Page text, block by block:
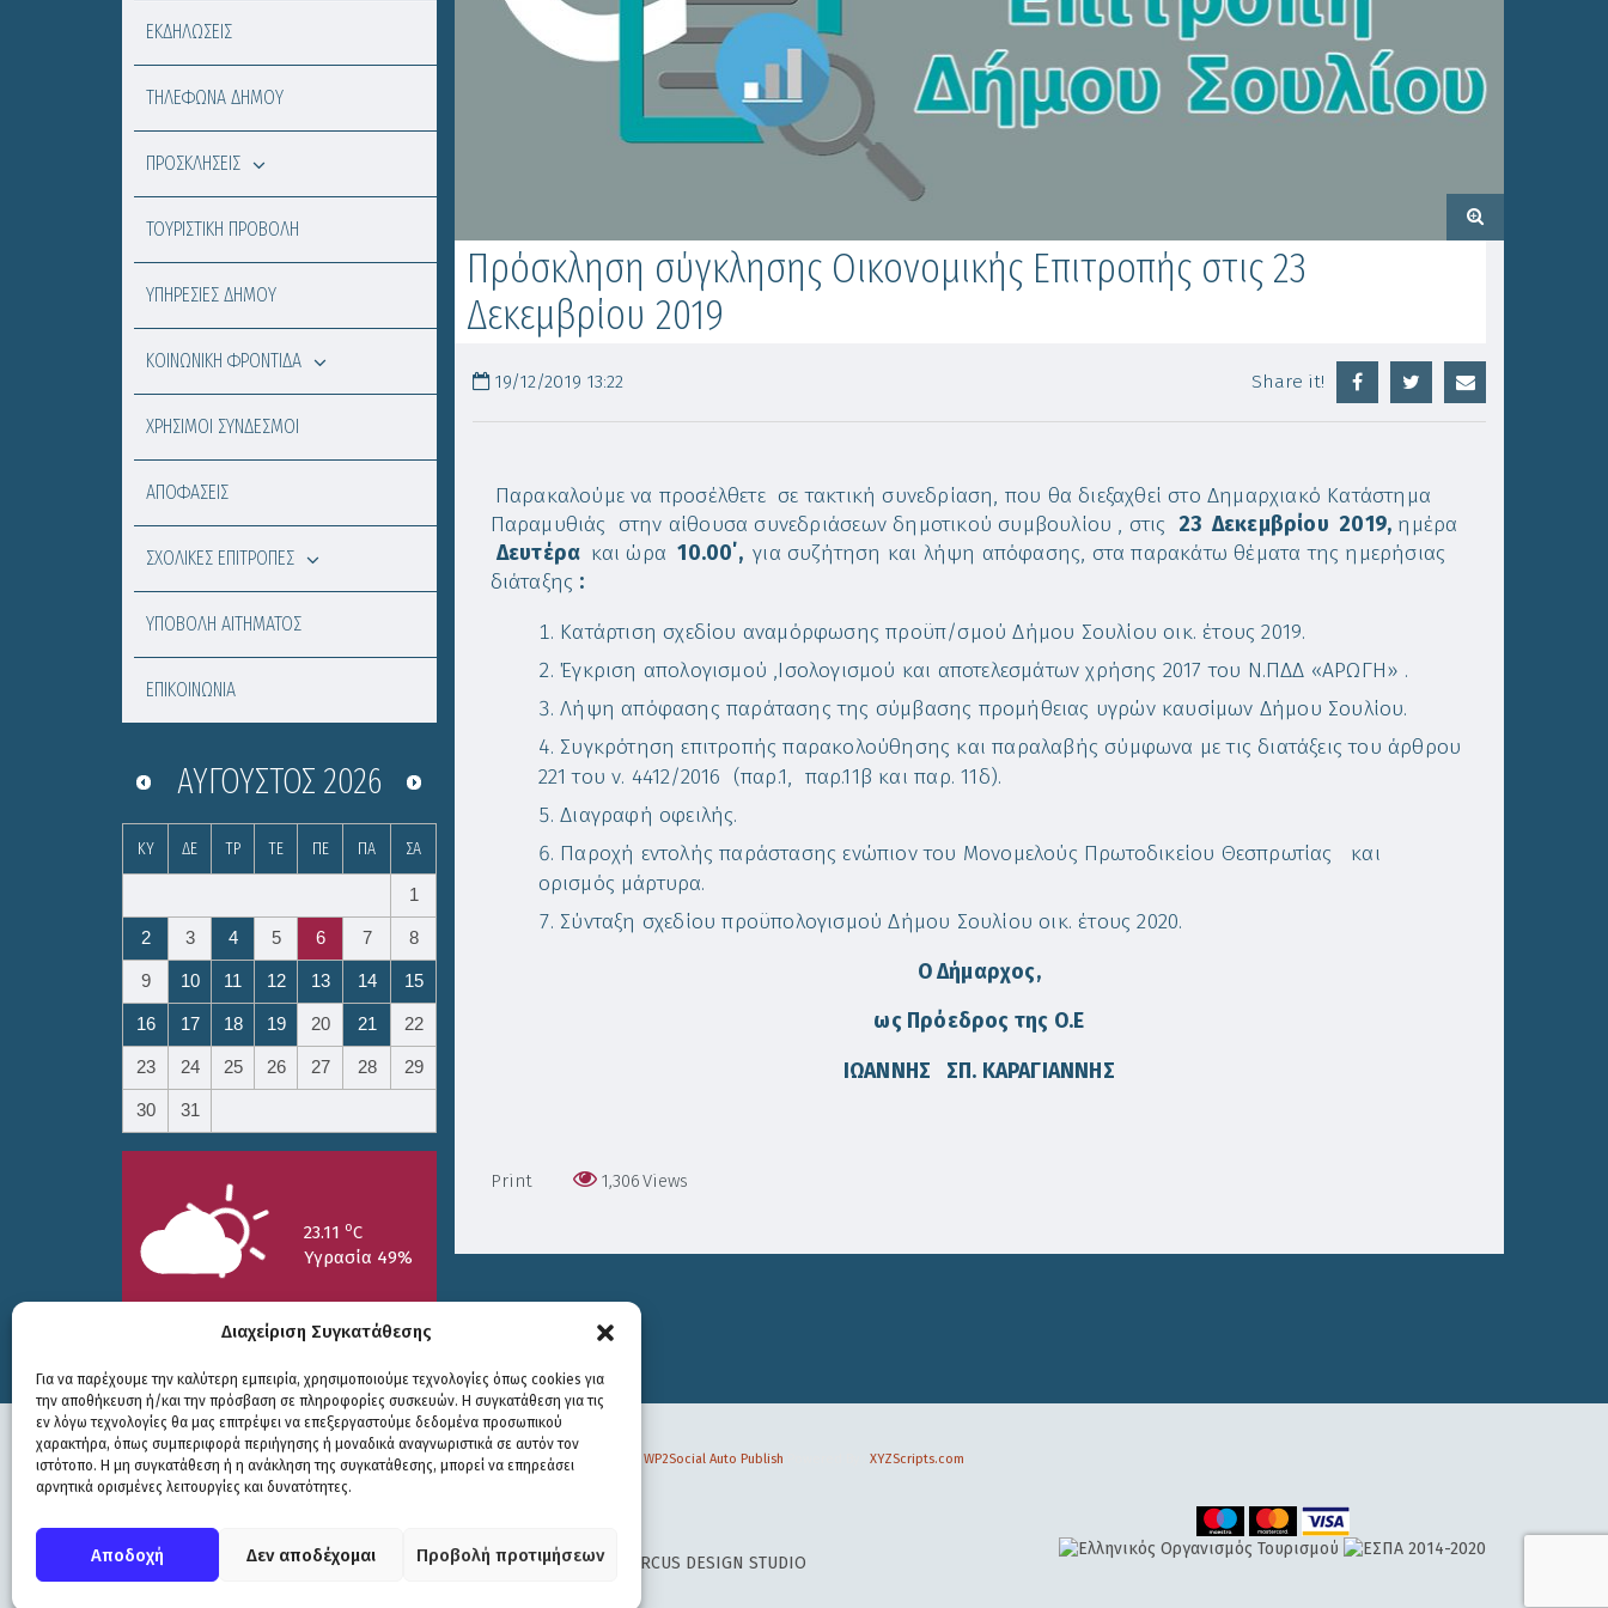
Διαχείριση Συγκατάθεσης
Για να παρέχουμε την καλύτερη εμπειρία, χρησιμοποιούμε τεχνολογίες όπως cookies για
την αποθήκευση ή/και την πρόσβαση σε πληροφορίες συσκευών. Η συγκατάθεση για τις
εν λόγω τεχνολογίες θα μας επιτρέψει να επεξεργαστούμε δεδομένα προσωπικού
χαρακτήρα, όπως συμπεριφορά περιήγησης ή μοναδικά αναγνωριστικά σε αυτόν τον
ιστότοπο. Η μη συγκατάθεση ή η ανάκληση της συγκατάθεσης, μπορεί να επηρεάσει
αρνητικά ορισμένες λειτουργίες και δυνατότητες.
Αποδοχή Δεν αποδέχομαι Προβολή προτιμήσεων
Πρόσκληση σύγκλησης Οικονομικής Επιτροπής στις 23
Δεκεμβρίου 2019
19/12/2019 13:22 Share it!
Παρακαλούμε να προσέλθετε σε τακτική συνεδρίαση, που θα διεξαχθεί στο Δημαρχιακό Κατάστημα
Παραμυθιάς στην αίθουσα συνεδριάσεων δημοτικού συμβουλίου , στις 23 Δεκεμβρίου 2019, ημέρα
Δευτέρα και ώρα 10.00΄,για συζήτηση και λήψη απόφασης, στα παρακάτω θέματα της ημερήσιας
διάταξης :
Κατάρτιση σχεδίου αναμόρφωσης προϋπ/σμού Δήμου Σουλίου οικ. έτους 2019.
Έγκριση απολογισμού ,Ισολογισμού και αποτελεσμάτων χρήσης 2017 του Ν.ΠΔΔ «ΑΡΩΓΗ» .
Λήψη απόφασης παράτασης της σύμβασης προμήθειας υγρών καυσίμων Δήμου Σουλίου.
Συγκρότηση επιτροπής παρακολούθησης και παραλαβής σύμφωνα με τις διατάξεις του άρθρου
221 του ν. 4412/2016 (παρ.1, παρ.11β και παρ. 11δ).
Διαγραφή οφειλής.
Παροχή εντολής παράστασης ενώπιον του Μονομελούς Πρωτοδικείου Θεσπρωτίας και
ορισμός μάρτυρα.
Σύνταξη σχεδίου προϋπολογισμού Δήμου Σουλίου οικ. έτους 2020.
Ο Δήμαρχος,
ως Πρόεδρος της Ο.Ε
ΙΩΑΝΝΗΣ ΣΠ. ΚΑΡΑΓΙΑΝΝΗΣ
Print 1,306Views
ΕΚΔΗΛΩΣΕΙΣ
ΤΗΛΕΦΩΝΑ ΔΗΜΟΥ
ΠΡΟΣΚΛΗΣΕΙΣ
ΤΟΥΡΙΣΤΙΚΗ ΠΡΟΒΟΛΗ
ΥΠΗΡΕΣΙΕΣ ΔΗΜΟΥ
ΚΟΙΝΩΝΙΚΗ ΦΡΟΝΤΙΔΑ
ΧΡΗΣΙΜΟΙ ΣΥΝΔΕΣΜΟΙ
ΑΠΟΦΑΣΕΙΣ
ΣΧΟΛΙΚΕΣ ΕΠΙΤΡΟΠΕΣ
ΥΠΟΒΟΛΗ ΑΙΤΗΜΑΤΟΣ
ΕΠΙΚΟΙΝΩΝΙΑ
ΑΎΓΟΥΣΤΟΣ 2026
ΚΥ ΔΕ ΤΡ ΤΕ ΠΕ ΠΑ ΣΑ
1
2 3 4 5 6 7 8
9 10 11 12 13 14 15
16 17 18 19 20 21 22
23 24 25 26 27 28 29
30 31
23.11 oC
Υγρασία 49%
25/7
15.73oC
26/7
17.99oC
27/7
20.94oC
© COPYRIGHT ΔΗΜΟΣ ΣΟΥΛΙΟΥ 2026
WEB DEVELOPMENT BYΕΓΚΡΙΤΟΣ GROUP| GRAPHICS DESIGN BY CIRCUS DESIGN STUDIO
WP2Social Auto Publish XYZScripts.com